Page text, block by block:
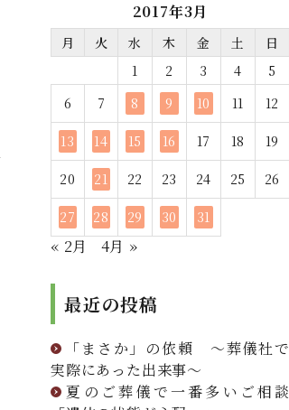
2017年3月
月 火 水 木 金 土
日
1
2 3 4
5
6
7 8 9 10 11 12
13 14 15 16 17 18 19
20 21 22 23 24 25 26
27 28 29 30 31
« 2月 4月 »
最近の投稿
「まさか」の依頼 ～葬儀社で
実際にあった出来事～
夏のご葬儀で一番多いご相談